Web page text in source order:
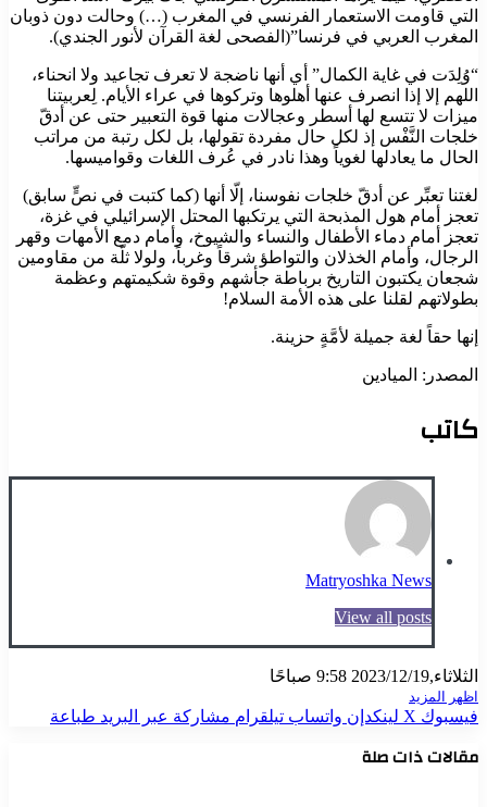
التي قاومت الاستعمار الفرنسي في المغرب (…) وحالت دون ذوبان
المغرب العربي في فرنسا”(الفصحى لغة القرآن لأنور الجندي).
“وُلِدَت في غاية الكمال” أي أنها ناضجة لا تعرف تجاعيد ولا انحناء،
اللهم إلا إذا انصرف عنها أهلوها وتركوها في عراء الأيام. لِعربيتنا
ميزات لا تتسع لها أسطر وعجالات منها قوة التعبير حتى عن أدقّ
خلجات النَّفْس إذ لكل حال مفردة تقولها، بل لكل رتبة من مراتب
الحال ما يعادلها لغوياً وهذا نادر في عُرف اللغات وقواميسها.
لغتنا تعبِّر عن أدقّ خلجات نفوسنا، إلّا أنها (كما كتبت في نصٍّ سابق)
تعجز أمام هول المذبحة التي يرتكبها المحتل الإسرائيلي في غزة،
تعجز أمام دماء الأطفال والنساء والشيوخ، وأمام دمع الأمهات وقهر
الرجال، وأمام الخذلان والتواطؤ شرقاً وغرباً، ولولا ثلّة من مقاومين
شجعان يكتبون التاريخ برباطة جأشهم وقوة شكيمتهم وعظمة
بطولاتهم لقلنا على هذه الأمة السلام!
إنها حقاً لغة جميلة لأمَّةٍ حزينة.
المصدر: الميادين
كاتب
Matryoshka News
View all posts
الثلاثاء,2023/12/19 9:58 صباحًا
اظهر المزيد
فيسبوك X لينكدإن واتساب تيلقرام مشاركة عبر البريد طباعة
مقالات ذات صلة